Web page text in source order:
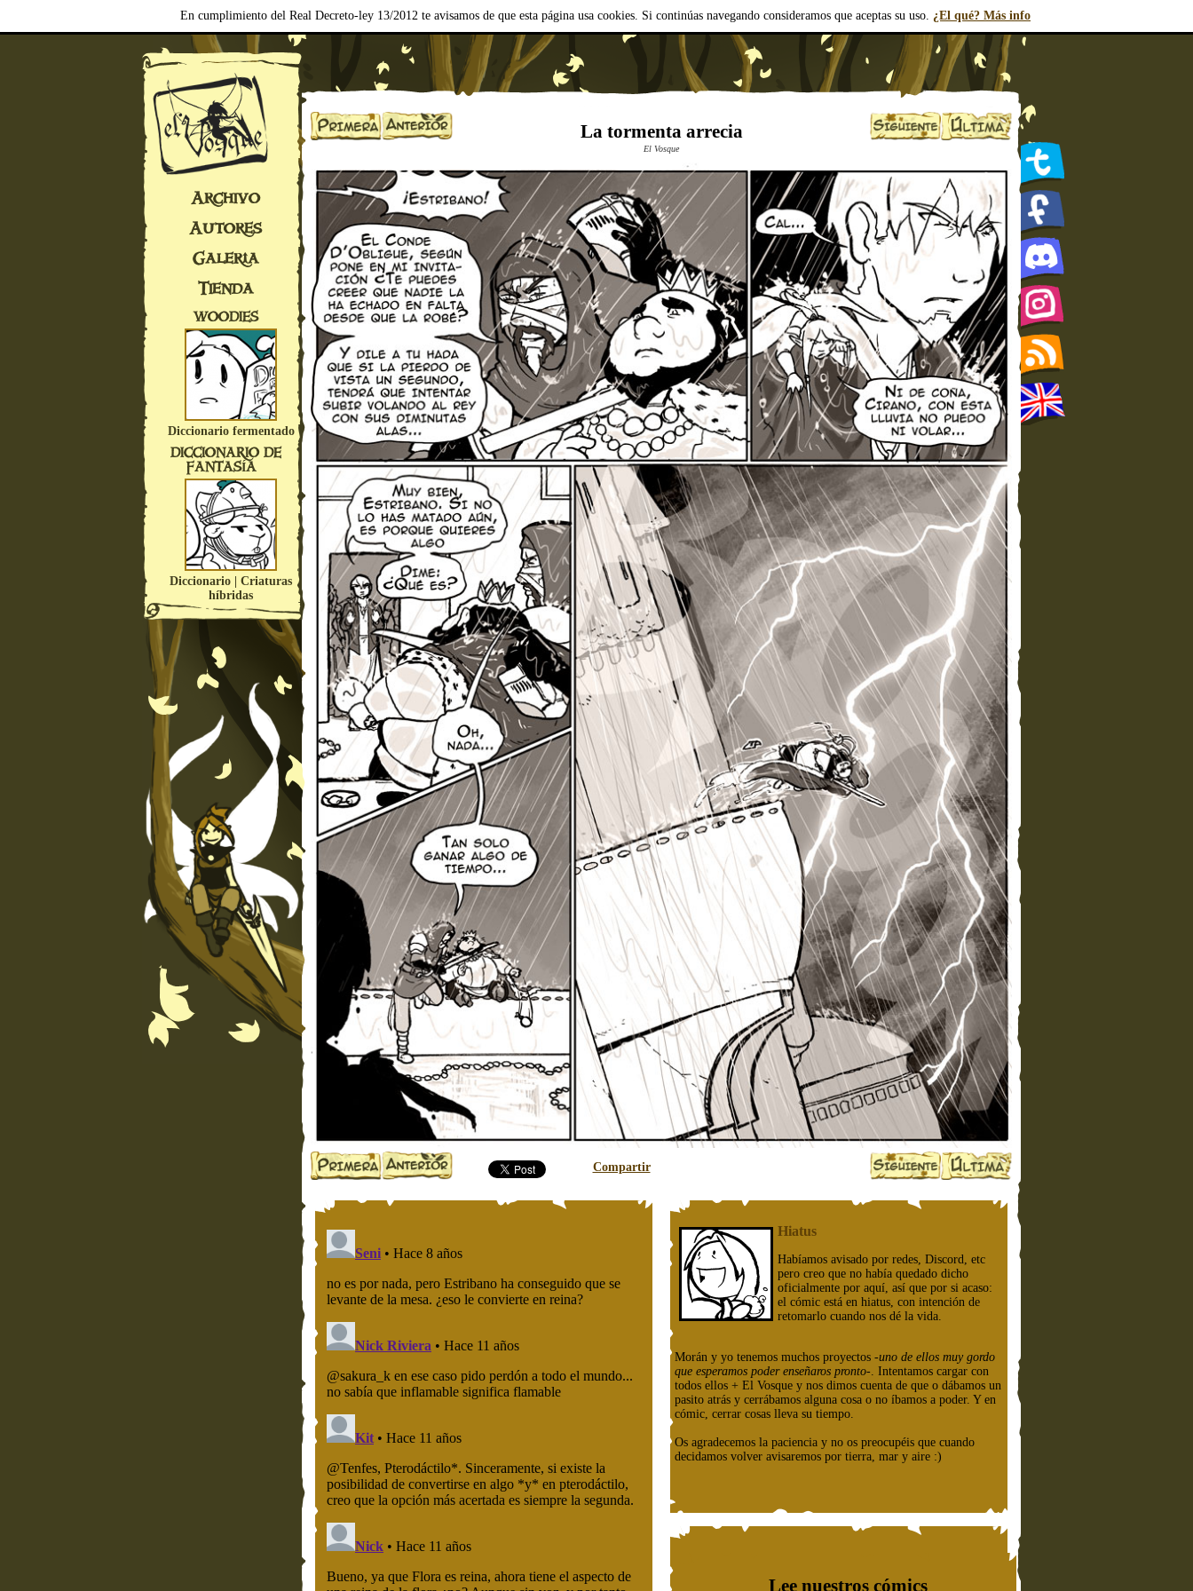
En cumplimiento del Real Decreto-ley 13/2012 te avisamos de que esta página usa cookies. Si continúas navegando consideramos que aceptas su uso. ¿El qué? Más info
Archivo
Autores
Galería
Tienda
WOODIES
Diccionario fermentado
DICCIONARIO DE
FANTASÍA
Diccionario | Criaturas
híbridas
La tormenta arrecia
El Vosque
Compartir
Hiatus
Habíamos avisado por redes, Discord, etc
pero creo que no había quedado dicho
oficialmente por aquí, así que por si acaso:
el cómic está en hiatus, con intención de
retomarlo cuando nos dé la vida.
Morán y yo tenemos muchos proyectos -uno de ellos muy gordo
que esperamos poder enseñaros pronto- . Intentamos cargar con
todos ellos + El Vosque y nos dimos cuenta de que o dábamos un
pasito atrás y cerrábamos alguna cosa o no íbamos a poder. Y en
cómic, cerrar cosas lleva su tiempo.
Os agradecemos la paciencia y no os preocupéis que cuando
decidamos volver avisaremos por tierra, mar y aire :)
Lee nuestros cómics